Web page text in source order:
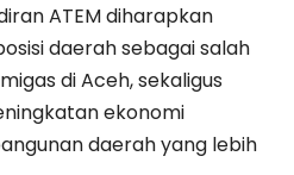
ATEM diharapkan
daerah sebagai salah
di Aceh, sekaligus
ekonomi
daerah yang lebih